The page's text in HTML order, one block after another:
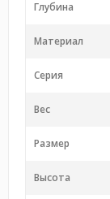
Глубина
Материал
Серия
Вес
Размер
Высота